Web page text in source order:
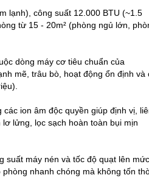
lạnh), công suất 12.000 BTU (~1.5
từ 15 - 20m² (phòng ngủ lớn,
dòng máy cơ tiêu chuẩn của
mẽ, trâu bò, hoạt động ổn định và
ion âm độc quyền giúp định vị,
lửng, lọc sạch hoàn toàn bụi mịn
suất máy nén và tốc độ quạt lên mức
nhanh chóng mà không tốn